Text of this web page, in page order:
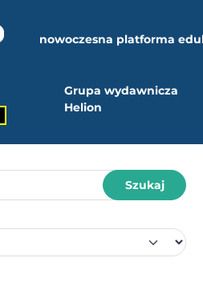
nowoczesna platforma
Grupa wydawnicza
Helion
Szukaj